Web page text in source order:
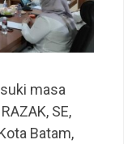
masa
SE,
Batam,